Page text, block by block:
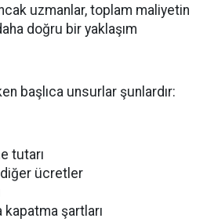
uzmanlar, toplam maliyetin
doğru bir yaklaşım
başlıca unsurlar şunlardır:
tutarı
diğer ücretler
kapatma şartları